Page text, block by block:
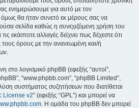
ενημερώσουμε για αυτό με τον
θα ήταν συνετό εκ μέρους σας να
σελίδα καθώς η συνεχιζόμενη χρήση του
εκάστοτε αλλαγές δείχνει πως δέχεστε ότι
όρους με την ανανεωμένη και/ή
στο λογισμικό phpBB (εφεξής “αυτοί”,
“www.phpbb.com”, “phpBB Limited”,
συστήματος συζητήσεων που διατίθεται
License v2” (εφεξής “GPL”) και μπορεί να
. Η ομάδα του phpBB δεν μπορεί